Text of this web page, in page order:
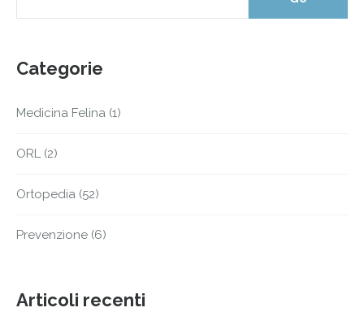
Categorie
Medicina Felina (1)
ORL (2)
Ortopedia (52)
Prevenzione (6)
Articoli recenti